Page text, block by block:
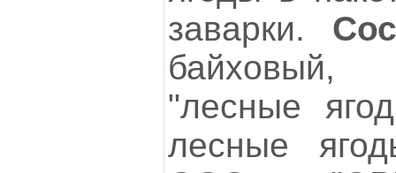
заварки.
байховый,
"лесные
лесные